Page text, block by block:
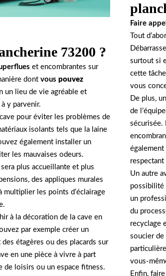
73200 ?
et encombrantes sur
dont vous pouvez
un lieu de vie agréable et
y parvenir.
pour éviter les problèmes de
isolants tels que la laine
également installer un
les mauvaises odeurs.
plus accueillante et plus
des appliques murales
multiplier les points d’éclairage
à la décoration de la cave en
par exemple créer un
étagères ou des placards sur
en une pièce à vivre à part
de loisirs ou un espace fitness.
Faire appel
Tout
surtout si
cette
vous
De plus,
de
sécurisée.
Un autre
possibilité
un
du
recyclage
soucier de
vous-
Enfin,